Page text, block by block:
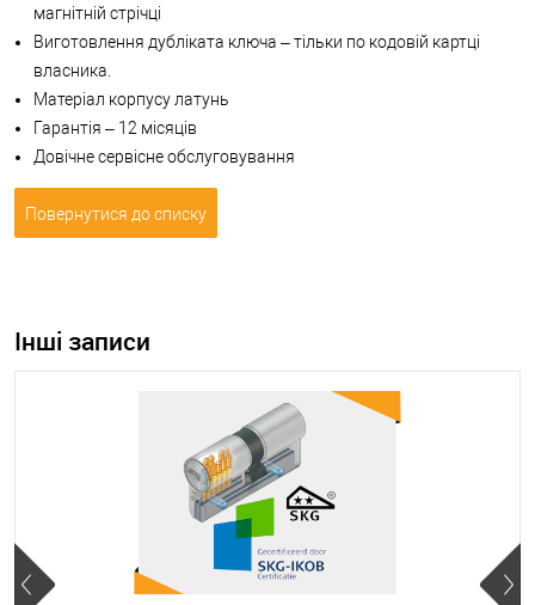
магнітній стрічці
Виготовлення дубліката ключа – тільки по кодовій картці
власника.
Матеріал корпусу латунь
Гарантія – 12 місяців
Довічне сервісне обслуговування
Повернутися до списку
Інші записи